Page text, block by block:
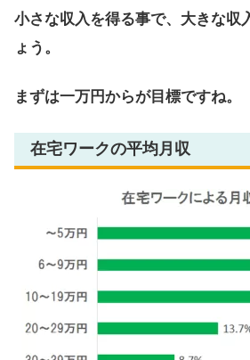
小さな収入を得る事で、大きな収
ょう。
まずは一万円からが目標ですね。
在宅ワークの平均月収